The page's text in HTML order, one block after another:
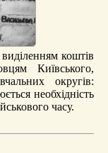
коштів
Київського,
округів:
необхідність
часу.